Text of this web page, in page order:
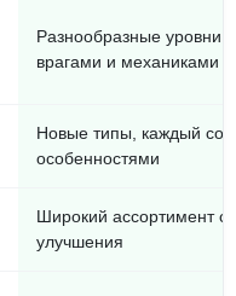
Разнообразные уровни
врагами и механиками
Новые типы, каждый со
особенностями
Широкий ассортимент с
улучшения